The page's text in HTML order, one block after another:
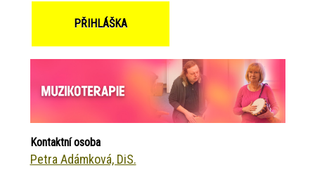
PŘIHLÁŠKA
Kontaktní osoba
Petra Adámková, DiS.